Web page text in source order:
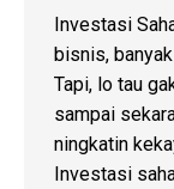
Investasi
bisnis,
Tapi, lo tau
sampai
ningkatin
Investasi